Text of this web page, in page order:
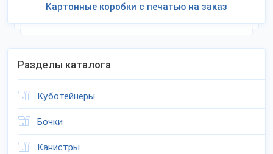
Картонные коробки с печатью на заказ
Разделы каталога
Куботейнеры
Бочки
Канистры